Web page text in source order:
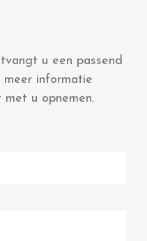
u een passend
meer informatie
u opnemen.